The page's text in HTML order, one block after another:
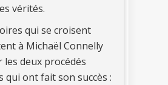
vérités.
qui se croisent
à Michaël Connelly
les deux procédés
qui ont fait son succès :